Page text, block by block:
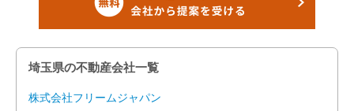
加須市
ふじみ野市
川口市
埼玉県の不動産会社一覧
株式会社フリームジャパン